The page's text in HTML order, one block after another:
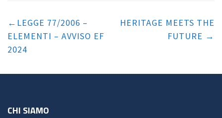
articoli
LEGGE 77/2006 –
ELEMENTI – AVVISO EF
2024
HERITAGE MEETS THE
FUTURE
CHI SIAMO